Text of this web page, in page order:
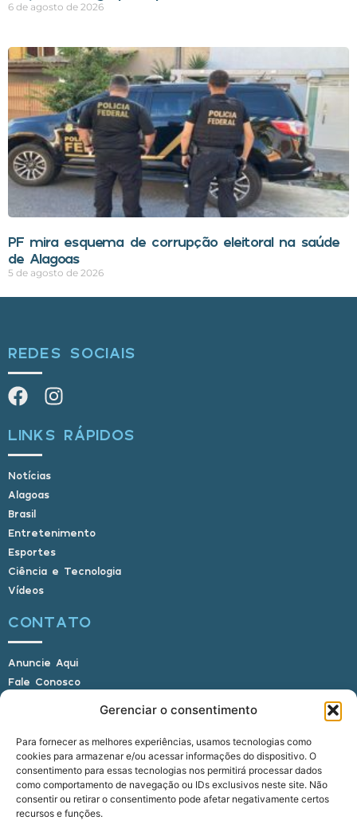
Gerenciar o consentimento
Para fornecer as melhores experiências, usamos tecnologias como
cookies para armazenar e/ou acessar informações do dispositivo. O
consentimento para essas tecnologias nos permitirá processar dados
como comportamento de navegação ou IDs exclusivos neste site. Não
consentir ou retirar o consentimento pode afetar negativamente certos
recursos e funções.
6 de agosto de 2026
PF mira esquema de corrupção eleitoral na saúde
de Alagoas
5 de agosto de 2026
REDES SOCIAIS
LINKS RÁPIDOS
Notícias
Alagoas
Brasil
Entretenimento
Esportes
Ciência e Tecnologia
Vídeos
CONTATO
Anuncie Aqui
Fale Conosco
E-mail: alagoasbrasilnoticias@gmail.com
Telefone: (82) 9 9691-0391 (Whatsapp)
Responsável Técnico: Crysthyan Carlos
Rua do Sau - Centro - Anadia - AL - CEP: